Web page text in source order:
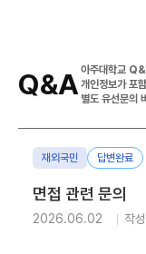
Q&A아주대학교
개인정보가 포
별도 유선문
재외국민 답변완료
면접 관련 문의
2026.06.02 작